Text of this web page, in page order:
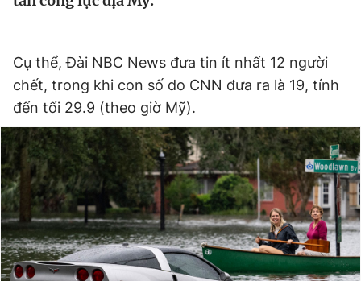
Tiện ích Bạn cần biết
Thông tin tòa soạn Liên hệ quảng cáo
Đọc Thanh Niên trên điện thoại
Cụ thể, Đài NBC News đưa tin ít nhất 12 người
chết, trong khi con số do CNN đưa ra là 19, tính
đến tối 29.9 (theo giờ Mỹ).